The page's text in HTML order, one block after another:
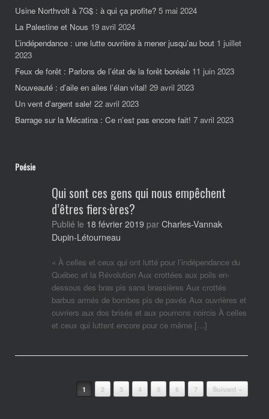
Usine Northvolt à 7G$ : à qui ça profite? 5 mai 2024
La Palestine et Nous 19 avril 2024
L’indépendance : une lutte ouvrière à mener jusqu’au bout 1 juillet
2023
Feux de forêt : Parlons de l’état de la forêt boréale 11 juin 2023
Nouveauté : d’aile en ailes l’élan vital! 29 avril 2023
Un vent d’argent sale! 22 avril 2023
Barrage sur la Mécatina : Ce n’est pas encore fait! 7 avril 2023
Poésie
Qui sont ces gens qui nous empêchent
d’êtres fiers·ères?
Publié le 18 février 2019 par Charles-Vannak
Dupin-Létourneau
« À celles et ceux qui ont lutté pour l’indépendance du
Québec et la Révolution Aux crottées aux poils en-
dessous des bras pis sans brassières Aux crottés
barbus armés de bombes pis de pavés Aux ouvrières et
ouvriers aux dos brisés et aux poumons noircis À celles
et ceux qui luttent encore pour ce même […]
1 2 3 4 5 6 7 Suivant »